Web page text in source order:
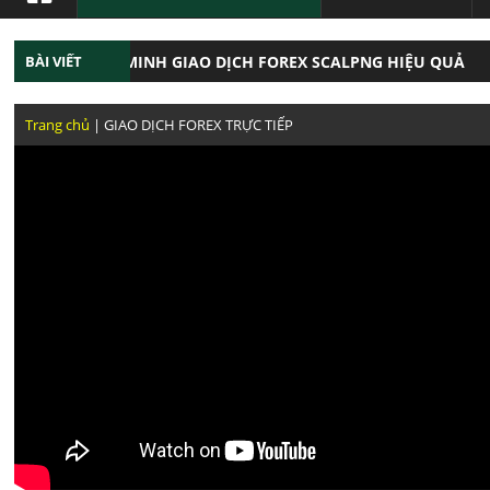
BÀI VIẾT
CHỨNG MINH GIAO DỊCH FOREX SCALPNG HIỆU QUẢ
GIAO DỊCH NHƯ TRẦN QUỐC MINH GIAO
Trang chủ | GIAO DỊCH FOREX TRỰC TIẾP